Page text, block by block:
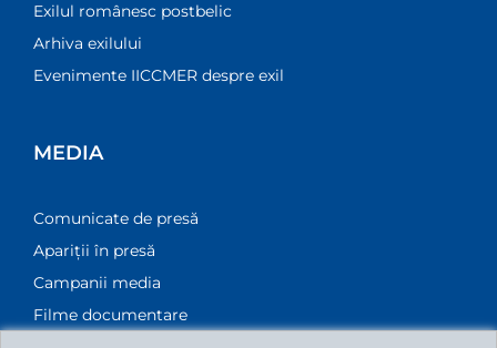
Exilul românesc postbelic
Arhiva exilului
Evenimente IICCMER despre exil
MEDIA
Comunicate de presă
Apariții în presă
Campanii media
Filme documentare